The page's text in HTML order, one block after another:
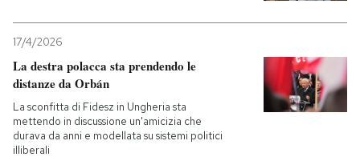
17/4/2026
La destra polacca sta prendendo le
distanze da Orbán
La sconfitta di Fidesz in Ungheria sta
mettendo in discussione un'amicizia che
durava da anni e modellata su sistemi politici
illiberali